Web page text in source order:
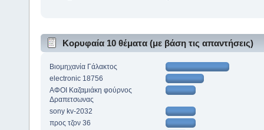
Κορυφαία 10 θέματα (με βάση τις απαντήσεις)
Βιομηχανία Γάλακτος
electronic 18756
ΑΦΟΙ Καζαμιάκη φούρνος
Δραπετσωνας
sony kv-2032
προς τζον 36